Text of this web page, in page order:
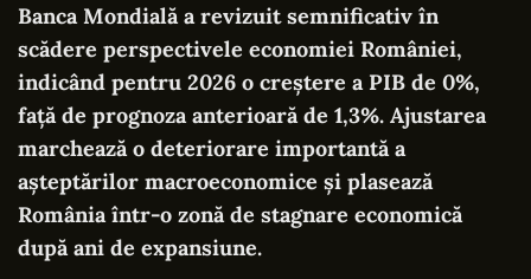
Banca Mondială a revizuit semnificativ în
scădere perspectivele economiei României,
indicând pentru 2026 o creștere a PIB de 0%,
față de prognoza anterioară de 1,3%. Ajustarea
marchează o deteriorare importantă a
așteptărilor macroeconomice și plasează
România într-o zonă de stagnare economică
după ani de expansiune.